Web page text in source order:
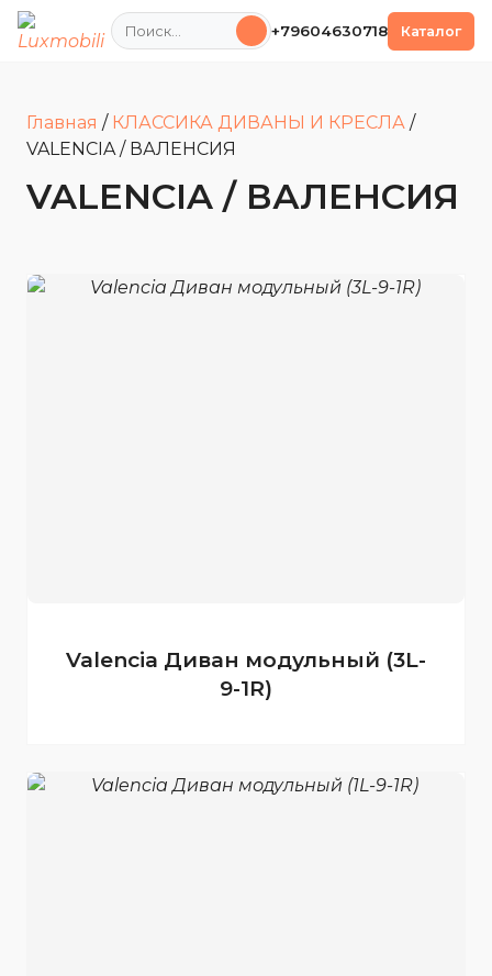
Поиск +79604630718 Каталог
Главная / КЛАССИКА ДИВАНЫ И КРЕСЛА /
VALENCIA / ВАЛЕНСИЯ
VALENCIA / ВАЛЕНСИЯ
Valencia Диван модульный (3L-
9-1R)